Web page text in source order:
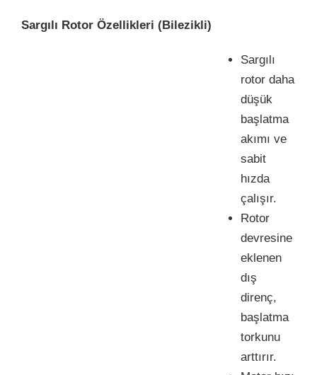
Sargılı Rotor Özellikleri (Bilezikli)
Sargılı
rotor daha
düşük
başlatma
akımı ve
sabit
hızda
çalışır.
Rotor
devresine
eklenen
dış
direnç,
başlatma
torkunu
arttırır.